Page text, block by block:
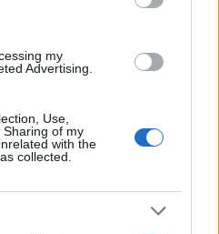
my
Advertising.
Use,
of my
with the
collected.